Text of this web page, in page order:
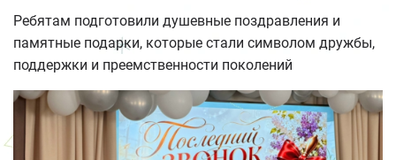
Ребятам подготовили душевные поздравления и
памятные подарки, которые стали символом дружбы,
поддержки и преемственности поколений